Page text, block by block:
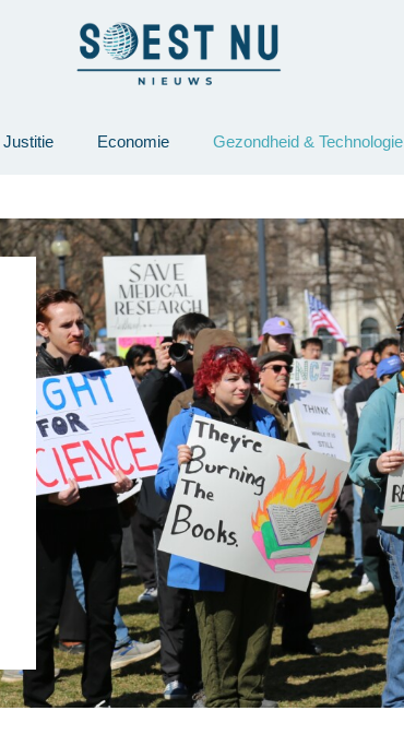
Justitie Economie Gezondheid & Technologie